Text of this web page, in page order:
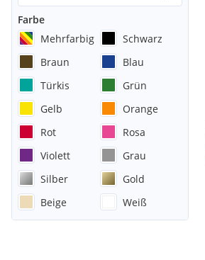
Farbe
Mehrfarbig
Schwarz
Braun
Blau
Türkis
Grün
Gelb
Orange
Rot
Rosa
Violett
Grau
Silber
Gold
Beige
Weiß